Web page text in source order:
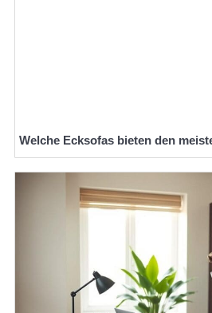
Welche Ecksofas bieten den